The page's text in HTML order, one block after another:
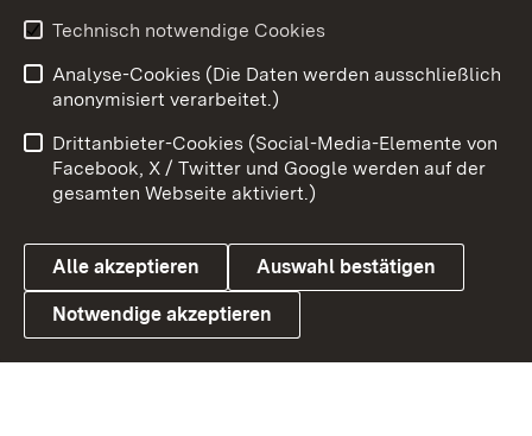
Link zum Landesportal
Impressum
Kontakt
Barrierefreiheit
Datenschutz
Cookies
Technisch notwendige Cookies
Analyse-Cookies (Die Daten werden ausschließlich
anonymisiert verarbeitet.)
Drittanbieter-Cookies (Social-Media-Elemente von
Facebook, X / Twitter und Google werden auf der
gesamten Webseite aktiviert.)
Alle akzeptieren Auswahl bestätigen
Notwendige akzeptieren